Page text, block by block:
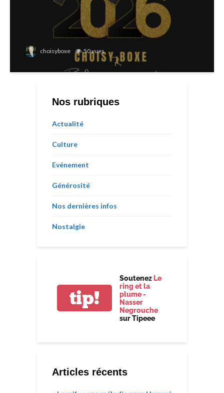
choisyboxe 50 vues
Nos rubriques
Actualité
Culture
Evénement
Générosité
Nos dernières infos
Nostalgie
tip!
Soutenez Le
ring et la
plume -
Nasser
Negrouche
sur Tipeee
Articles récents